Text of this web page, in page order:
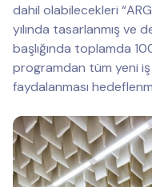
dahil olabilecekleri
yılında tasarlanmış ve
başlığında toplamda
programdan tüm yeni iş
faydalanması